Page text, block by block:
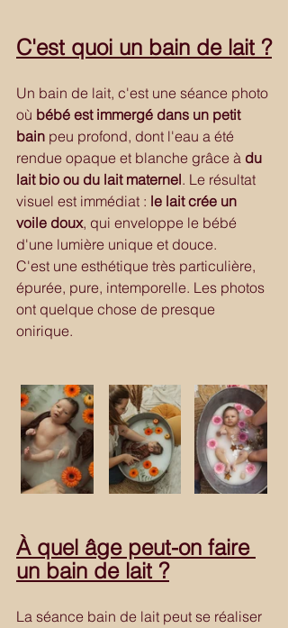
C'est quoi un bain de lait ?
Un bain de lait, c'est une séance photo
où bébé est immergé dans un petit
bain peu profond, dont l'eau a été
rendue opaque et blanche grâce à du
lait bio ou du lait maternel. Le résultat
visuel est immédiat : le lait crée un
voile doux, qui enveloppe le bébé
d'une lumière unique et douce.
C'est une esthétique très particulière,
épurée, pure, intemporelle. Les photos
ont quelque chose de presque
onirique.
À quel âge peut-on faire
un bain de lait ?
La séance bain de lait peut se réaliser